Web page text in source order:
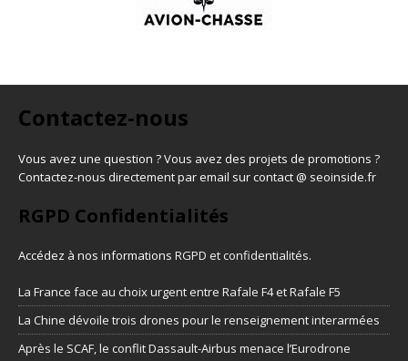
Contactez-nous
Vous avez une question ? Vous avez des projets de promotions ?
Contactez-nous directement par email sur contact @ seoinside.fr
RGPD Confidentialités
Accédez à nos informations RGPD et confidentialités.
La France face au choix urgent entre Rafale F4 et Rafale F5
La Chine dévoile trois drones pour le renseignement interarmées
Après le SCAF, le conflit Dassault-Airbus menace l’Eurodrone